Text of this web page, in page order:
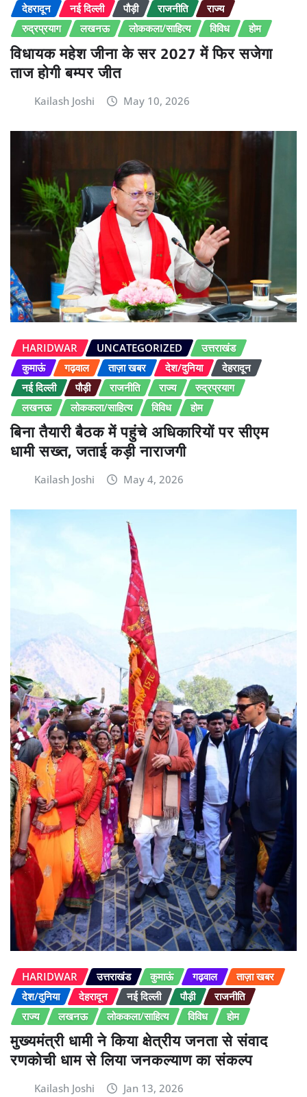
देहरादून नई दिल्ली पौड़ी राजनीति
राज्य
रुद्रप्रयाग
लखनऊ लोककला/साहित्य विविध होम
विधायक महेश जीना के सर 2027 में फिर सजेगा
ताज होगी बम्पर जीत
Kailash Joshi May 10, 2026
HARIDWAR UNCATEGORIZED
उत्तराखंड
कुमाऊं
गढ़वाल ताज़ा खबर देश/दुनिया
देहरादून
नई दिल्ली
पौड़ी राजनीति राज्य
रुद्रप्रयाग
लखनऊ
लोककला/साहित्य विविध होम
बिना तैयारी बैठक में पहुंचे अधिकारियों पर सीएम
धामी सख्त, जताई कड़ी नाराजगी
Kailash Joshi May 4, 2026
HARIDWAR उत्तराखंड कुमाऊं गढ़वाल
ताज़ा खबर
देश/दुनिया
देहरादून नई दिल्ली पौड़ी
राजनीति
राज्य
लखनऊ लोककला/साहित्य विविध होम
मुख्यमंत्री धामी ने किया क्षेत्रीय जनता से संवाद
रणकोची धाम से लिया जनकल्याण का संकल्प
Kailash Joshi Jan 13, 2026